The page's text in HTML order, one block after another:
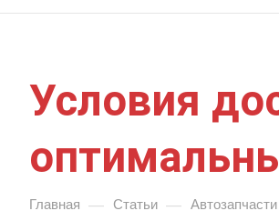
Условия
Главная — Статьи —